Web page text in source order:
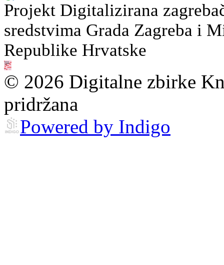
Projekt Digitalizirana
sredstvima Grada Zagreba i
Republike Hrvatske
© 2026 Digitalne zbirke
pridržana
Powered by Indigo